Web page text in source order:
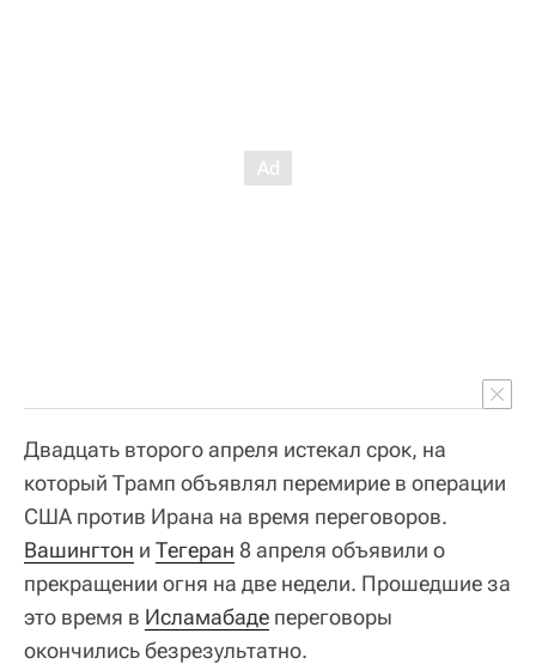
Двадцать второго апреля истекал срок, на
который Трамп объявлял перемирие в операции
США против Ирана на время переговоров.
Вашингтон и Тегеран 8 апреля объявили о
прекращении огня на две недели. Прошедшие за
это время в Исламабаде переговоры
окончились безрезультатно.